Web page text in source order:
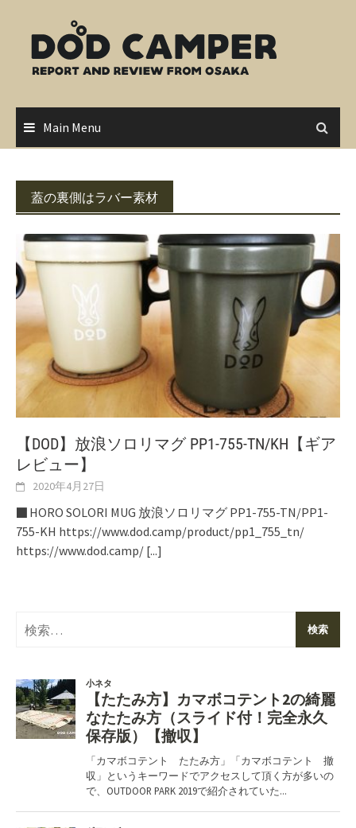
content
Main Menu
蓋の裏側はラバー素材
【DOD】放浪ソロリマグ PP1-755-TN/KH【ギア
レビュー】
2020年4月27日
■ HORO SOLORI MUG 放浪ソロリマグ PP1-755-TN/PP1-
755-KH https://www.dod.camp/product/pp1_755_tn/
https://www.dod.camp/ [...]
検
索: